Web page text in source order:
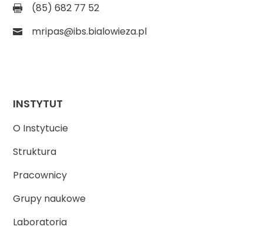
(85) 682 77 52
mripas@ibs.bialowieza.pl
INSTYTUT
O Instytucie
Struktura
Pracownicy
Grupy naukowe
Laboratoria